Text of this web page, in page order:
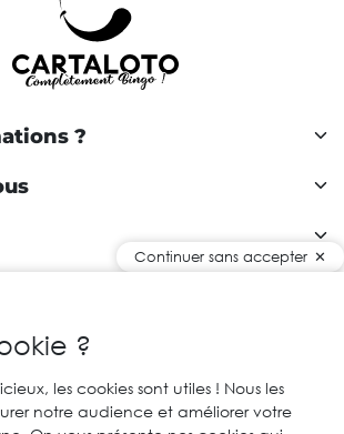
?
FR
Continuer sans accepter
?
les cookies sont utiles ! Nous les
notre audience et améliorer votre